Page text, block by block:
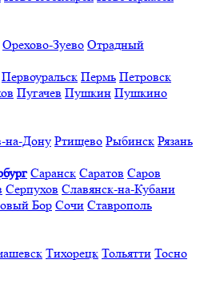
Орехово-Зуево Отрадный
Первоуральск Пермь Петровск
Пугачев Пушкин Пушкино
на-Дону Ртищево Рыбинск Рязань
Саранск Саратов Саров
Серпухов Славянск-на-Кубани
Бор Сочи Ставрополь
Тихорецк Тольятти Тосно